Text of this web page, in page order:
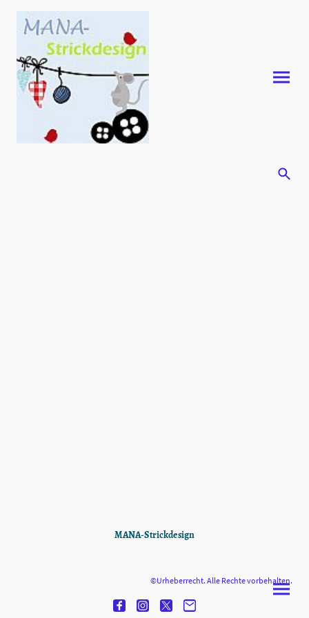
MANA-Strickdesign
©Urheberrecht. Alle Rechte vorbehalten.